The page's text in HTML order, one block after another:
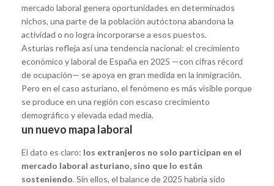
mercado laboral genera oportunidades en determinados
nichos, una parte de la población autóctona abandona la
actividad o no logra incorporarse a esos puestos.
Asturias refleja así una tendencia nacional: el crecimiento
económico y laboral de España en 2025 —con cifras récord
de ocupación— se apoya en gran medida en la inmigración.
Pero en el caso asturiano, el fenómeno es más visible porque
se produce en una región con escaso crecimiento
demográfico y elevada edad media.
un nuevo mapa laboral
El dato es claro: los extranjeros no solo participan en el
mercado laboral asturiano, sino que lo están
sosteniendo. Sin ellos, el balance de 2025 habría sido